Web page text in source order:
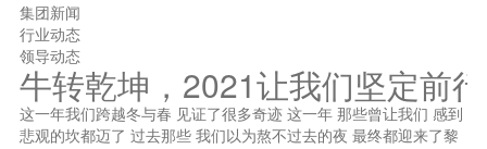
集团新闻
行业动态
领导动态
牛转乾坤，2021让我们坚定前
这一年我们跨越冬与春 见证了很多奇迹 这一年 那些曾让我们 感到
悲观的坎都迈了 过去那些 我们以为熬不过去的夜 最终都迎来了黎